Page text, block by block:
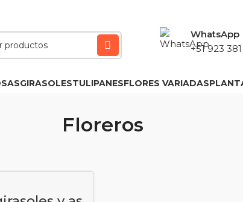
WhatsApp
+51 923
GIRASOLESTULIPANESFLORES VARIADAS
Floreros